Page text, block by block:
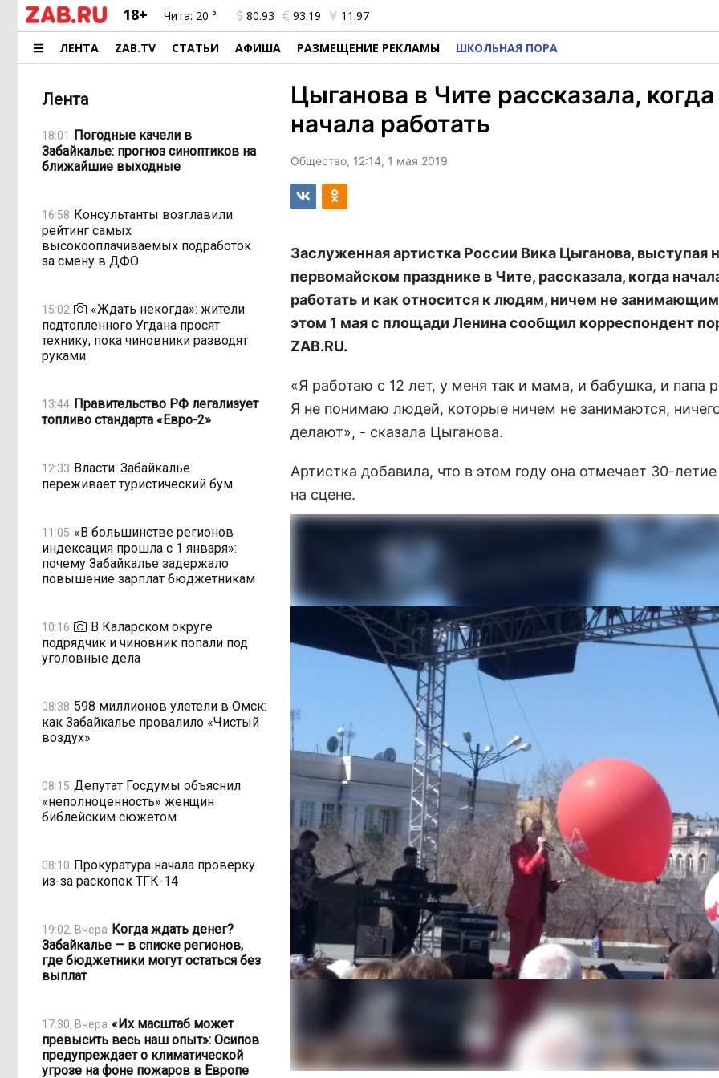
18+ Чита: 20 ° 80.93 93.19 11.97
ЛЕНТА ZAB.TV СТАТЬИ АФИША РАЗМЕЩЕНИЕ РЕКЛАМЫ ШКОЛЬНАЯ ПОРА
Лента
18:01 Погодные качели в
Забайкалье: прогноз синоптиков на
ближайшие выходные
16:58 Консультанты возглавили
рейтинг самых
высокооплачиваемых подработок
за смену в ДФО
15:02
«Ждать некогда»: жители
подтопленного Угдана просят
технику, пока чиновники разводят
руками
13:44 Правительство РФ легализует
топливо стандарта «Евро-2»
12:33 Власти: Забайкалье
переживает туристический бум
11:05 «В большинстве регионов
индексация прошла с 1 января»:
почему Забайкалье задержало
повышение зарплат бюджетникам
10:16
В Каларском округе
подрядчик и чиновник попали под
уголовные дела
08:38 598 миллионов улетели в Омск:
как Забайкалье провалило «Чистый
воздух»
08:15 Депутат Госдумы объяснил
«неполноценность» женщин
библейским сюжетом
08:10 Прокуратура начала проверку
из-за раскопок ТГК-14
19:02, Вчера Когда ждать денег?
Забайкалье — в списке регионов,
где бюджетники могут остаться без
выплат
17:30, Вчера «Их масштаб может
превысить весь наш опыт»: Осипов
предупреждает о климатической
угрозе на фоне пожаров в Европе
Цыганова в Чите рассказала, когда
начала работать
Общество, 12:14, 1 мая 2019
Заслуженная артистка России Вика Цыганова, выступая
первомайском празднике в Чите, рассказала, когда
работать и как относится к людям, ничем не
этом 1 мая с площади Ленина сообщил корреспондент
ZAB.RU.
«Я работаю с 12 лет, у меня так и мама, и бабушка, и папа
Я не понимаю людей, которые ничем не занимаются,
делают», - сказала Цыганова.
Артистка добавила, что в этом году она отмечает 30-
на сцене.